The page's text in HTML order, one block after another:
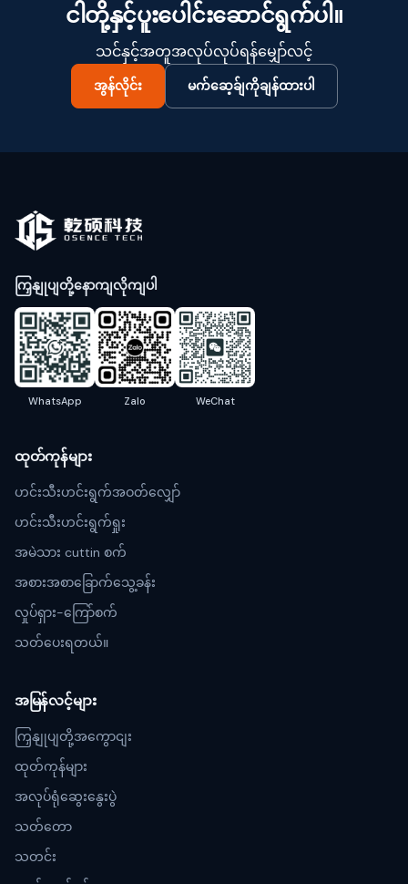
ငါတို့နှင့်ပူးပေါင်းဆောင်ရွက်ပါ။
သင်နှင့်အတူအလုပ်လုပ်ရန်မျှော်လင့်
အွန်လိုင်း မက်ဆေ့ခ်ျကိုချန်ထားပါ
ကြှနျုပျတို့နောကျလိုကျပါ
WhatsApp Zalo WeChat
ထုတ်ကုန်များ
ဟင်းသီးဟင်းရွက်အဝတ်လျှော်
ဟင်းသီးဟင်းရွက်ရှုး
အမဲသား cuttin စက်
အစားအစာခြောက်သွေ့ခန်း
လှုပ်ရှား-ကြော်စက်
သတ်ပေးရတယ်။
အမြန်လင့်များ
ကြှနျုပျတို့အကွောငျး
ထုတ်ကုန်များ
အလုပ်ရုံဆွေးနွေးပွဲ
သတ်တော
သတင်း